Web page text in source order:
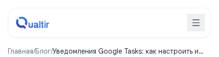
Главная/Блог/Уведомления Google Tasks: как настроить и